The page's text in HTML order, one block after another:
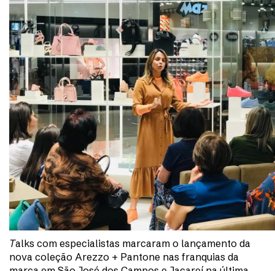
Talks com especialistas marcaram o lançamento da
nova coleção Arezzo + Pantone nas franquias da